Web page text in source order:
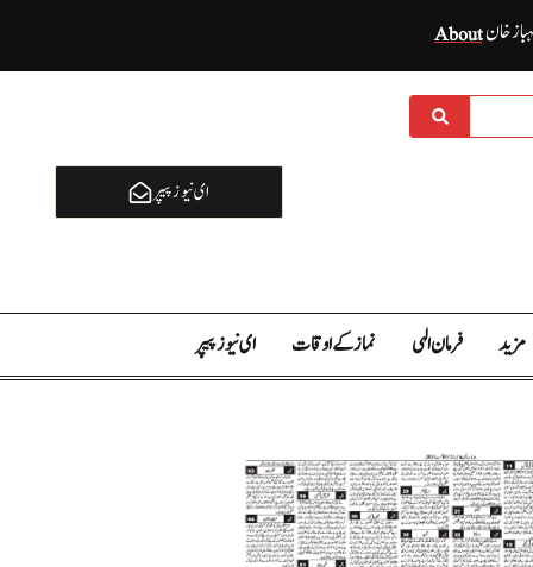
خانAbout
ای نيوز پیپر
مزید فرمان الہی نماز کے اوقات ای نيوز پیپر